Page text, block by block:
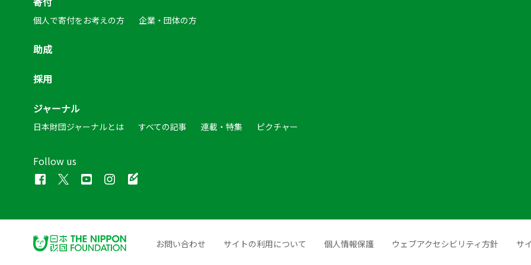
Follow us
個人で寄付をお考えの方 企業・団体の方
助成
採用
ジャーナル
日本財団ジャーナルとは すべての記事 連載・特集 ピクチャー
お問い合わせ サイトの利用について 個人情報保護 ウェブアクセシビリティ方針 サ